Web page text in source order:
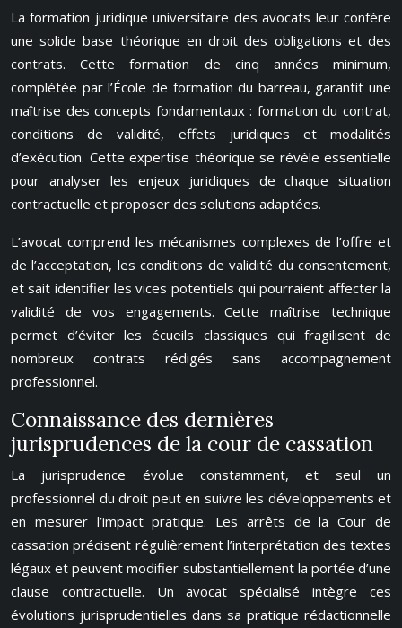
La formation juridique universitaire des avocats leur confère
une solide base théorique en droit des obligations et des
contrats. Cette formation de cinq années minimum,
complétée par l’École de formation du barreau, garantit une
maîtrise des concepts fondamentaux : formation du contrat,
conditions de validité, effets juridiques et modalités
d’exécution. Cette expertise théorique se révèle essentielle
pour analyser les enjeux juridiques de chaque situation
contractuelle et proposer des solutions adaptées.
L’avocat comprend les mécanismes complexes de l’offre et
de l’acceptation, les conditions de validité du consentement,
et sait identifier les vices potentiels qui pourraient affecter la
validité de vos engagements. Cette maîtrise technique
permet d’éviter les écueils classiques qui fragilisent de
nombreux contrats rédigés sans accompagnement
professionnel.
Connaissance des dernières
jurisprudences de la cour de cassation
La jurisprudence évolue constamment, et seul un
professionnel du droit peut en suivre les développements et
en mesurer l’impact pratique. Les arrêts de la Cour de
cassation précisent régulièrement l’interprétation des textes
légaux et peuvent modifier substantiellement la portée d’une
clause contractuelle. Un avocat spécialisé intègre ces
évolutions jurisprudentielles dans sa pratique rédactionnelle